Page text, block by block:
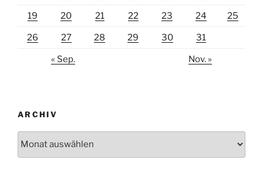
19 20 21 22 23 24 25
26 27 28 29 30 31
« Sep. Nov. »
ARCHIV